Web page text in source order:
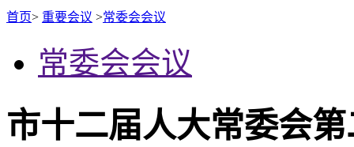
首页> 重要会议 >常委会会议
常委会会议
市十二届人大常委会